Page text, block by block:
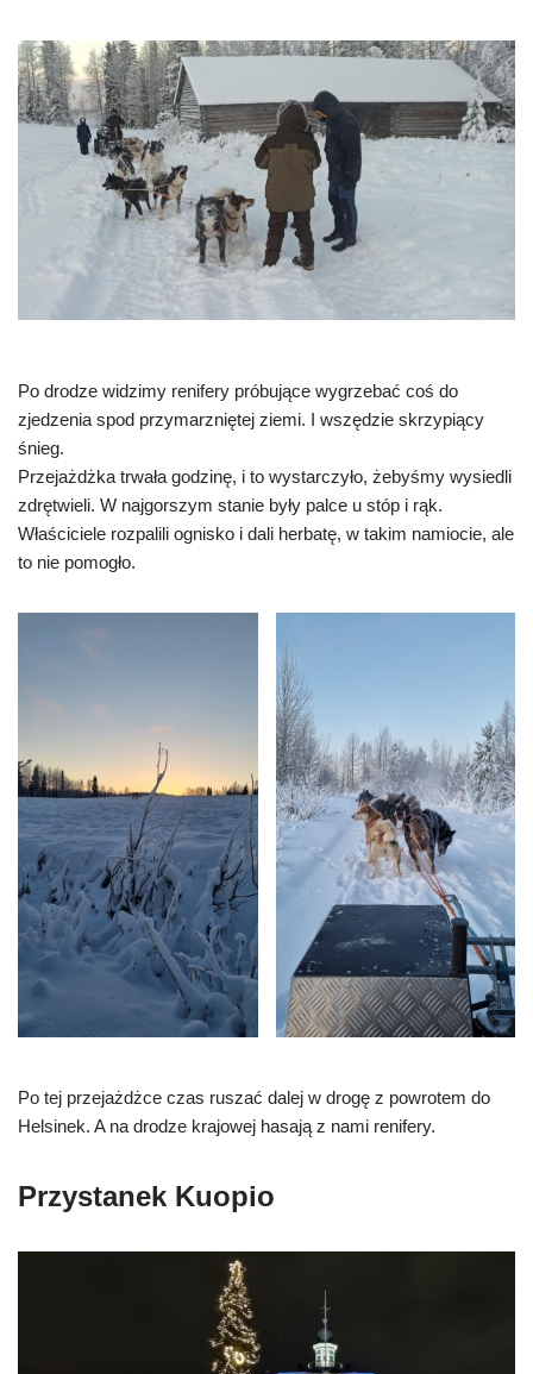
Po drodze widzimy renifery próbujące wygrzebać coś do
zjedzenia spod przymarzniętej ziemi. I wszędzie skrzypiący
śnieg.
Przejażdżka trwała godzinę, i to wystarczyło, żebyśmy wysiedli
zdrętwieli. W najgorszym stanie były palce u stóp i rąk.
Właściciele rozpalili ognisko i dali herbatę, w takim namiocie, ale
to nie pomogło.
Po tej przejażdżce czas ruszać dalej w drogę z powrotem do
Helsinek. A na drodze krajowej hasają z nami renifery.
Przystanek Kuopio